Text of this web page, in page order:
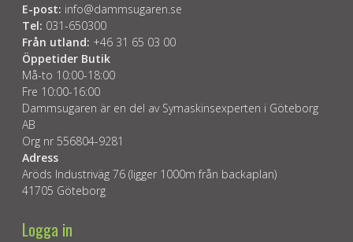
E-post: info@dammsugaren.se
Tel: 031-650300
Från utland: +46 31 65 03 00
Öppetider Butik
Må-to 10:00-18:00
Fre 10:00-16:00
Dammsugaren är en del av Symaskinsexperten i Göteborg
AB
Org nr 556804-9281
Adress
Aröds Industriväg 76 (ligger 1000m från backaplan)
41705 Göteborg
Logga in